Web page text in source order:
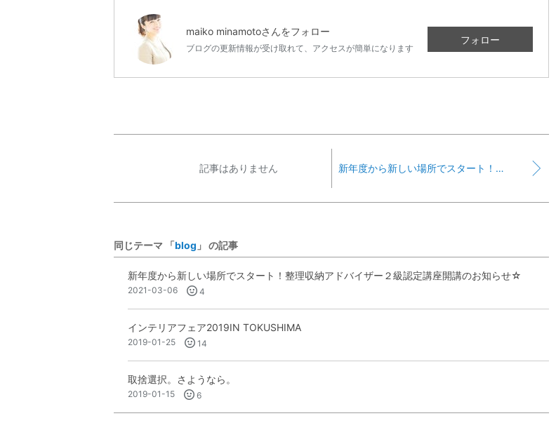
maiko minamotoさんをフォロー
ブログの更新情報が受け取れて、アクセスが簡単になります
フォロー
記事はありません 新年度から新しい場所でスタート！整理収納アドバイザー２級認定講座開講のお知らせ☆
同じテーマ 「blog 」 の記事
新年度から新しい場所でスタート！整理収納アドバイザー２級認定講座開講のお知らせ☆
2021-03-06 4
インテリアフェア2019IN TOKUSHIMA
2019-01-25 14
取捨選択。さようなら。
2019-01-15 6